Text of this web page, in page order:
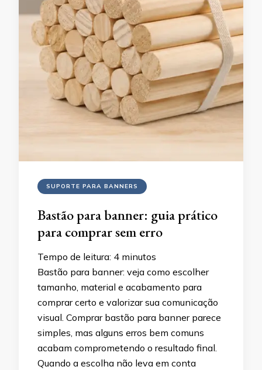
SUPORTE PARA BANNERS
Bastão para banner: guia prático
para comprar sem erro
Tempo de leitura: 4 minutos
Bastão para banner: veja como escolher
tamanho, material e acabamento para
comprar certo e valorizar sua comunicação
visual. Comprar bastão para banner parece
simples, mas alguns erros bem comuns
acabam comprometendo o resultado final.
Quando a escolha não leva em conta